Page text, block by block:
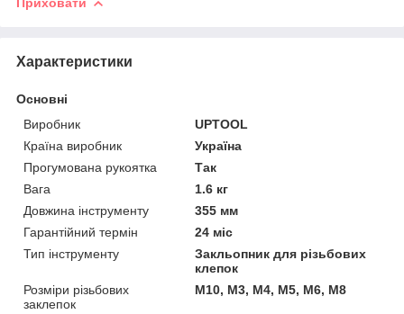
Характеристики
Основні
Виробник
UPTOOL
Країна виробник
Україна
Прогумована рукоятка
Так
Вага
1.6 кг
Довжина інструменту
355 мм
Гарантійний термін
24 міс
Тип інструменту
Закльопник для різьбових
клепок
Розміри різьбових
заклепок
M10, M3, M4, M5, M6, M8